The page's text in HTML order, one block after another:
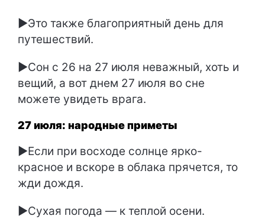
►Это также благоприятный день для
путешествий.
►Сон с 26 на 27 июля неважный, хоть и
вещий, а вот днем 27 июля во сне
можете увидеть врага.
27 июля: народные приметы
►Если при восходе солнце ярко-
красное и вскоре в облака прячется, то
жди дождя.
►Сухая погода — к теплой осени.